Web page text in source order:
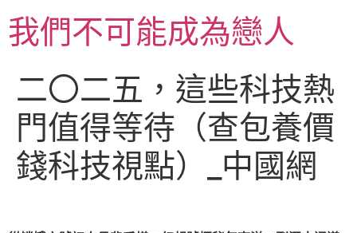
至
主我們不可能成為戀人
二〇二五，這些科技熱
門值得等待（查包養價
錢科技視點）_中國網